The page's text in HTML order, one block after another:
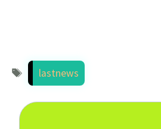
Étiquettes
lastnews